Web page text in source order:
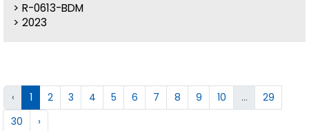
R-0613-BDM
2023
‹ 1 2 3 4 5 6 7 8 9 10 ...
29
30
›